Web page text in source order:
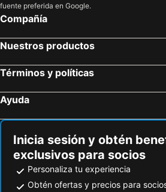
fuente preferida en Google.
Compañía
Nuestros productos
Términos y políticas
Ayuda
Inicia sesión y obtén
exclusivos para socios
Personaliza tu experiencia
Obtén ofertas y precios para